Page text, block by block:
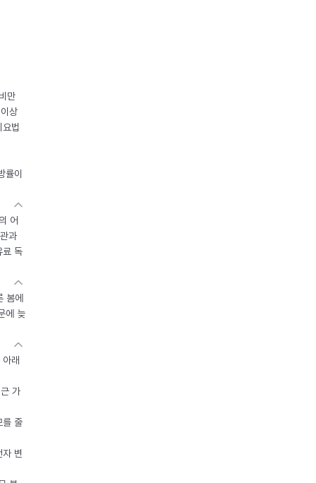
만
상
법
률이
어
과
료 독
봄에
에 늦
래
가
를 줄
변